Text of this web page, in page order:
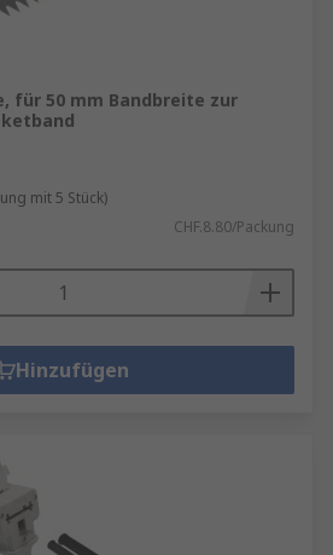
für 50 mm Bandbreite zur
mit 5 Stück)
CHF.8.80/Packung
Hinzufügen